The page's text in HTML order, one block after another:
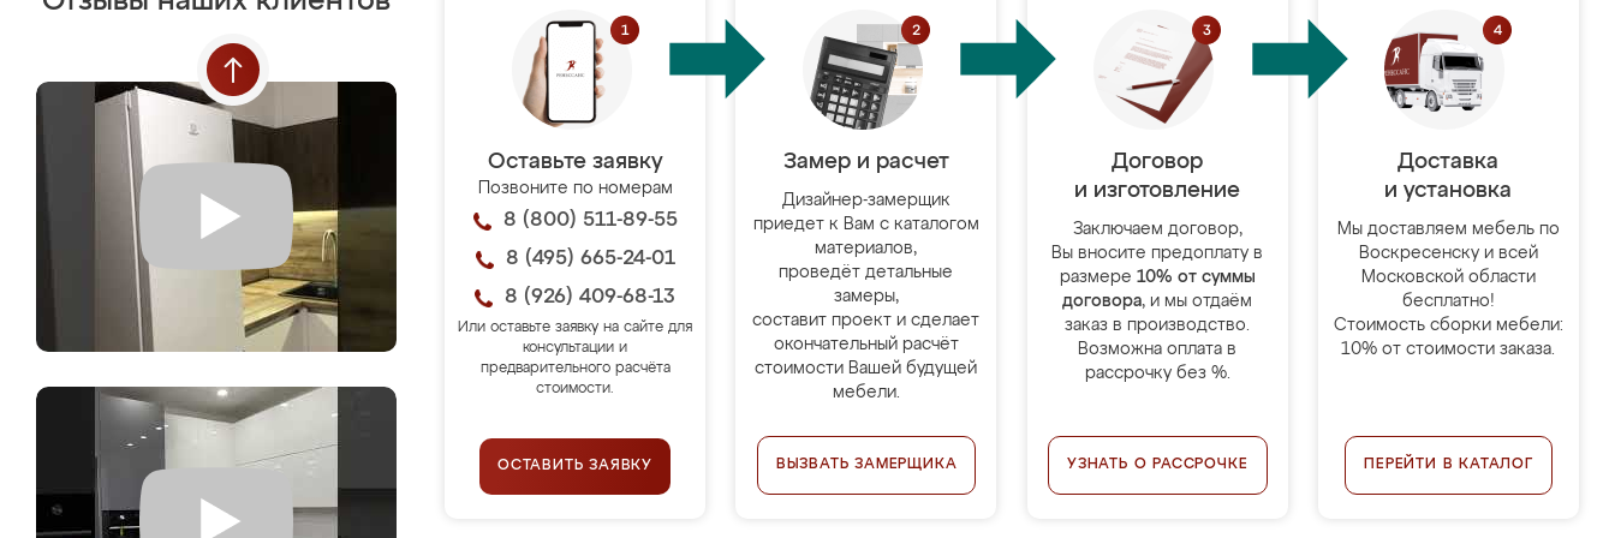
Оставьте заявку
Позвоните по номерам
8 (800) 511-89-55
8 (495) 665-24-01
8 (926) 409-68-13
Или оставьте заявку на сайте для
консультации и
предварительного расчёта
стоимости.
ОСТАВИТЬ ЗАЯВКУ
Замер и расчет
Дизайнер-замерщик
приедет к Вам с каталогом
материалов,
проведёт детальные
замеры,
составит проект и сделает
окончательный расчёт
стоимости Вашей будущей
мебели.
ВЫЗВАТЬ ЗАМЕРЩИКА
Договор
и изготовление
Заключаем договор,
Вы вносите предоплату в
размере 10% от суммы
договора, и мы отдаём
заказ в производство.
Возможна оплата в
рассрочку без %.
УЗНАТЬ О РАССРОЧКЕ
Доставка
и установка
Мы доставляем мебель по
Воскресенску и всей
Московской области
бесплатно!
Стоимость сборки мебели:
10% от стоимости заказа.
ПЕРЕЙТИ В КАТАЛОГ